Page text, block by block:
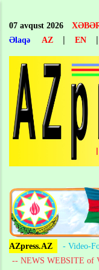
main
content
07 avqust 2026
Əlaqə
AZ | EN |
AZpress.AZ
- Video-
-- NEWS WEBSITE of